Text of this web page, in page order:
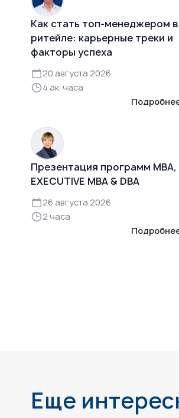
Как стать топ-менеджером в
ритейле: карьерные треки и
факторы успеха
20 августа 2026
4 ак. часа
Презентация программ MBA,
EXECUTIVE MBA & DBA
26 августа 2026
2 часа
Еще